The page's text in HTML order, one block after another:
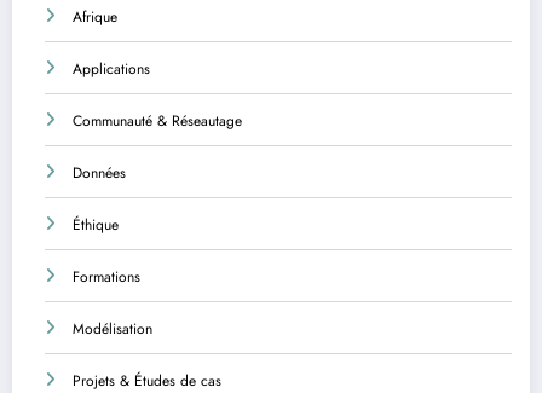
Afrique
Applications
Communauté & Réseautage
Données
Éthique
Formations
Modélisation
Projets & Études de cas